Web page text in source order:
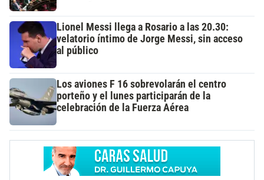
Lionel Messi llega a Rosario a las 20.30:
velatorio íntimo de Jorge Messi, sin acceso
al público
Los aviones F 16 sobrevolarán el centro
porteño y el lunes participarán de la
celebración de la Fuerza Aérea